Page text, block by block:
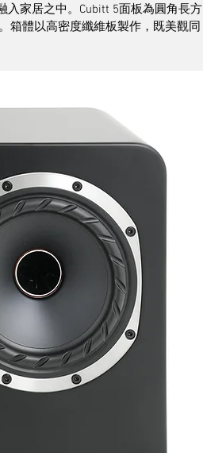
入家居之中。Cubitt 5面板為圓角長方
箱體以高密度纖維板製作，既美觀同